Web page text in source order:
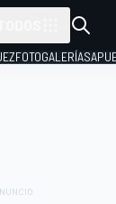
FOTOGALERÍAS